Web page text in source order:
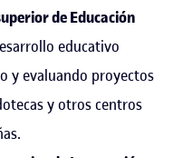
de Educación
educativo
y evaluando proyectos
y otros centros